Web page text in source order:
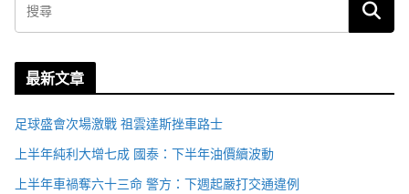
最新文章
足球盛會次場激戰 祖雲達斯挫車路士
上半年純利大增七成 國泰：下半年油價續波動
上半年車禍奪六十三命 警方：下週起嚴打交通違例